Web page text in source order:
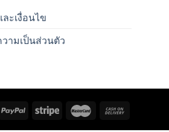
ะเงื่อนไข
ามเป็นส่วนตัว